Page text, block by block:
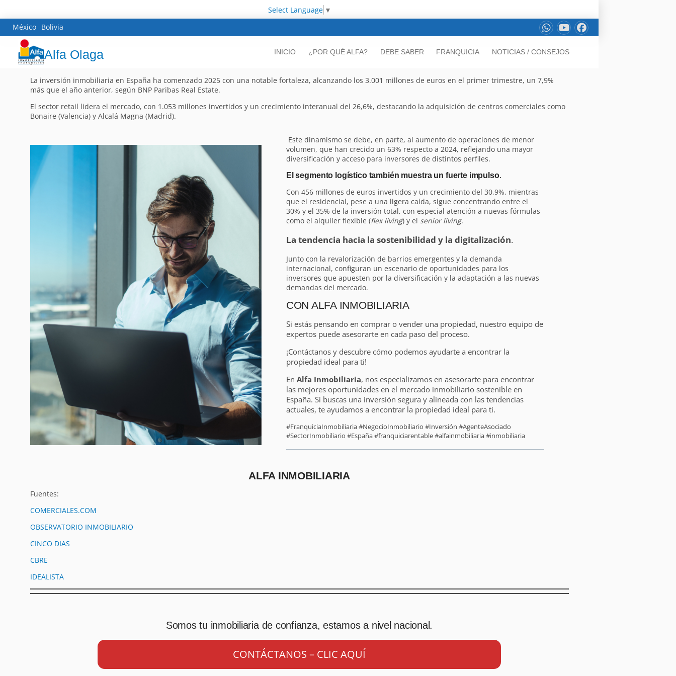
Select Language ▼
México Bolivia
Alfa Olaga INICIO ¿POR QUÉ ALFA? DEBE SABER FRANQUICIA NOTICIAS / CONSEJOS
La inversión inmobiliaria en España ha comenzado 2025 con una notable fortaleza, alcanzando los 3.001 millones de euros en el primer trimestre, un 7,9%
más que el año anterior, según BNP Paribas Real Estate.
El sector retail lidera el mercado, con 1.053 millones invertidos y un crecimiento interanual del 26,6%, destacando la adquisición de centros comerciales como
Bonaire (Valencia) y Alcalá Magna (Madrid).
Este dinamismo se debe, en parte, al aumento de operaciones de menor
volumen, que han crecido un 63% respecto a 2024, reflejando una mayor
diversificación y acceso para inversores de distintos perfiles.
El segmento logístico también muestra un fuerte impulso.
Con 456 millones de euros invertidos y un crecimiento del 30,9%, mientras
que el residencial, pese a una ligera caída, sigue concentrando entre el
30% y el 35% de la inversión total, con especial atención a nuevas fórmulas
como el alquiler flexible (flex living) y el senior living.
La tendencia hacia la sostenibilidad y la digitalización.
Junto con la revalorización de barrios emergentes y la demanda
internacional, configuran un escenario de oportunidades para los
inversores que apuesten por la diversificación y la adaptación a las nuevas
demandas del mercado.
CON ALFA INMOBILIARIA
Si estás pensando en comprar o vender una propiedad, nuestro equipo de
expertos puede asesorarte en cada paso del proceso.
¡Contáctanos y descubre cómo podemos ayudarte a encontrar la
propiedad ideal para ti!
En Alfa Inmobiliaria, nos especializamos en asesorarte para encontrar
las mejores oportunidades en el mercado inmobiliario sostenible en
España. Si buscas una inversión segura y alineada con las tendencias
actuales, te ayudamos a encontrar la propiedad ideal para ti.
#FranquiciaInmobiliaria #NegocioInmobiliario #Inversión #AgenteAsociado
#SectorInmobiliario #España #franquiciarentable #alfainmobiliaria #inmobiliaria
ALFA INMOBILIARIA
Fuentes:
COMERCIALES.COM
OBSERVATORIO INMOBILIARIO
CINCO DIAS
CBRE
IDEALISTA
Somos tu inmobiliaria de confianza, estamos a nivel nacional.
CONTÁCTANOS – CLIC AQUÍ